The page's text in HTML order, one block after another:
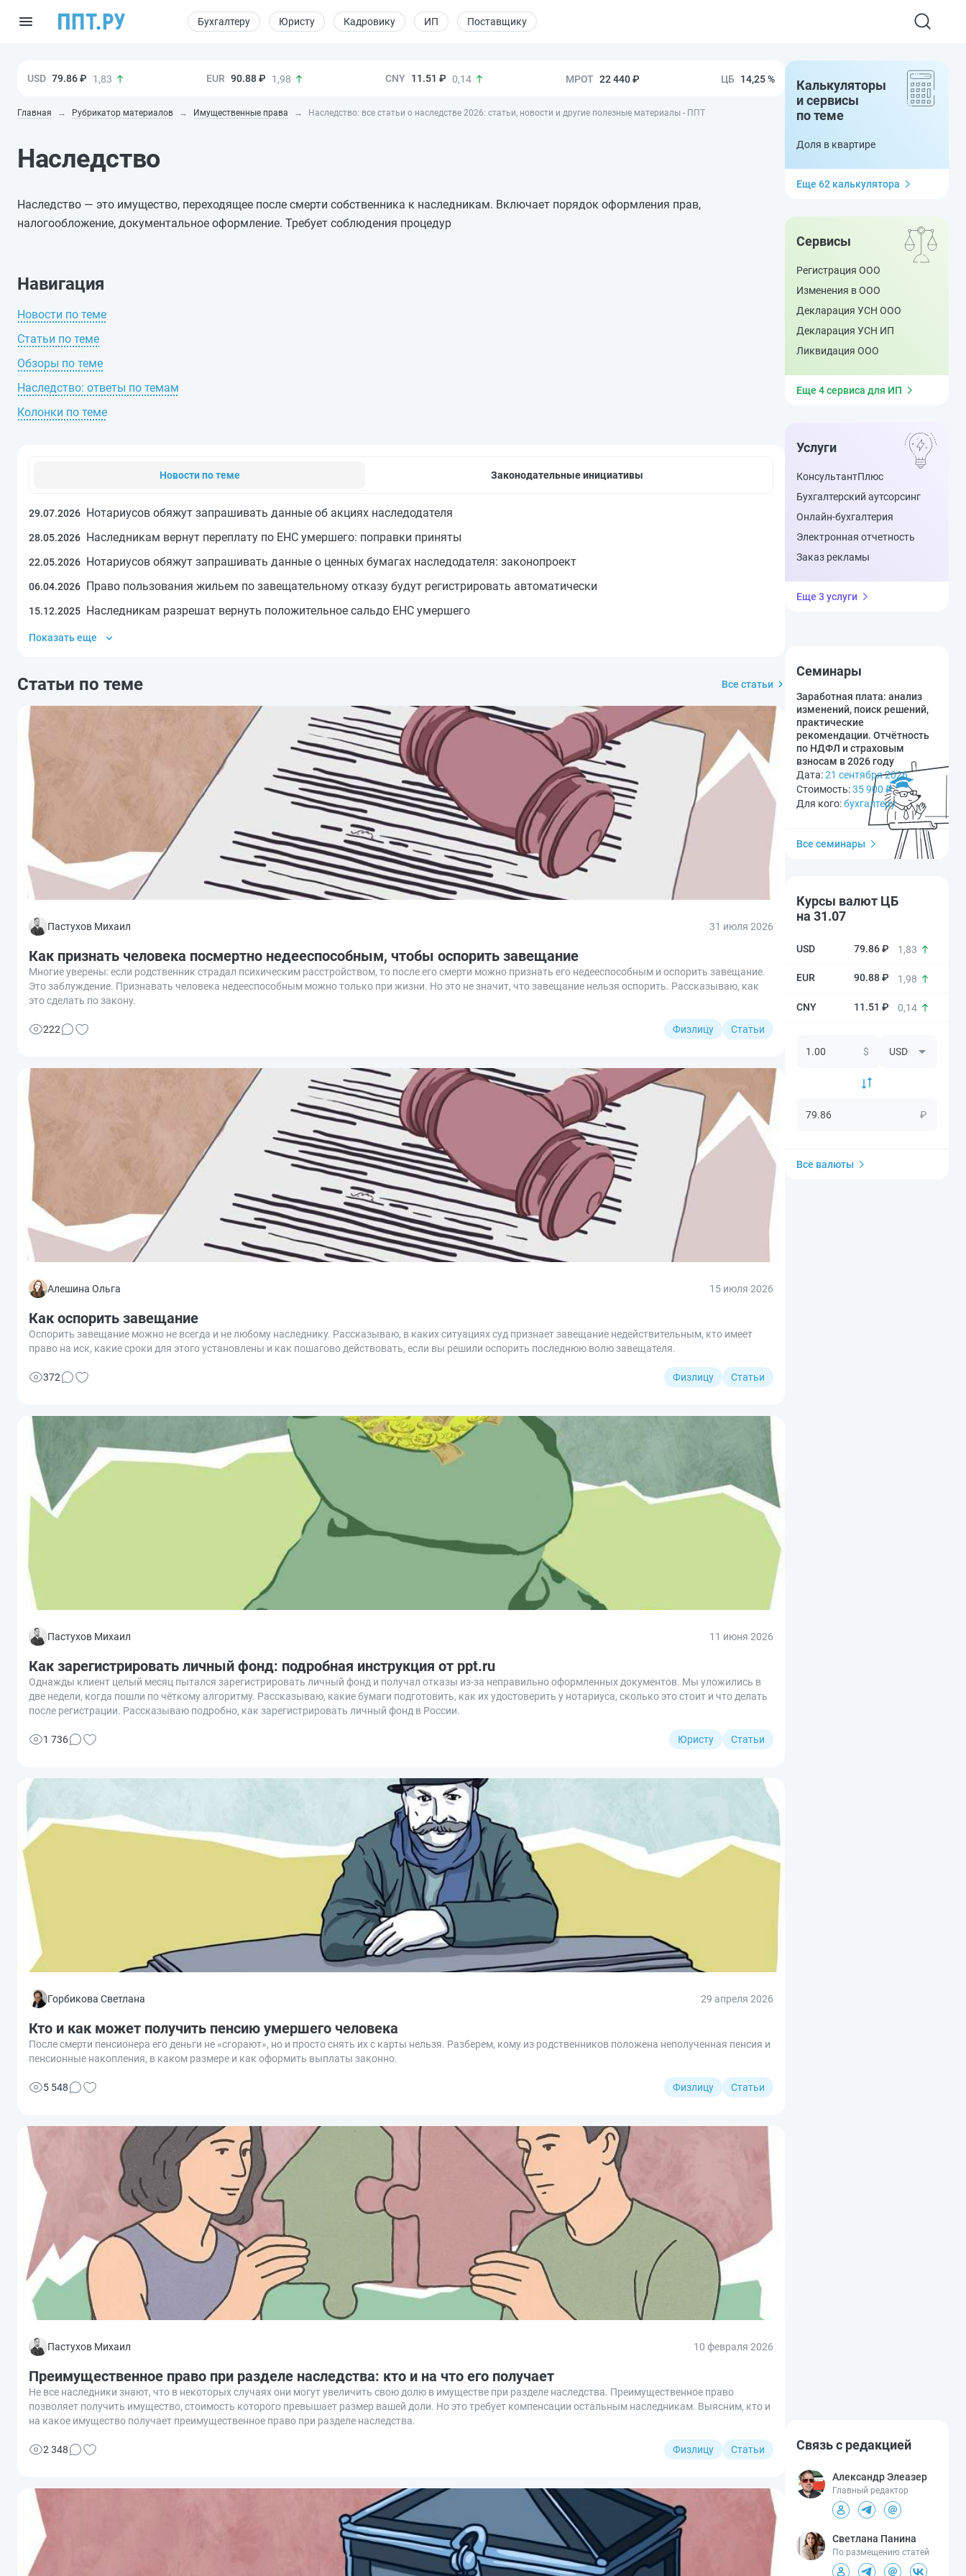
Бухгалтеру Юристу Кадровику ИП Поставщику
79.86 ₽ 1,83 90.88 ₽ 1,98 11.51 ₽ 0,14 22 440 ₽ 14,25 %
Главная Рубрикатор материалов Имущественные права Наследство: все статьи о наследстве 2026: статьи, новости и другие полезные материалы - ППТ
Наследство
Наследство — это имущество, переходящее после смерти собственника к наследникам. Включает порядок оформления прав,
налогообложение, документальное оформление. Требует соблюдения процедур
Новости по теме Законодательные инициативы
29.07.2026 Нотариусов обяжут запрашивать данные об акциях наследодателя
28.05.2026 Наследникам вернут переплату по ЕНС умершего: поправки приняты
22.05.2026 Нотариусов обяжут запрашивать данные о ценных бумагах наследодателя: законопроект
06.04.2026 Право пользования жильем по завещательному отказу будут регистрировать автоматически
15.12.2025 Наследникам разрешат вернуть положительное сальдо ЕНС умершего
Показать еще
Статьи по теме Все статьи
Пастухов Михаил 31 июля 2026
Как признать человека посмертно недееспособным, чтобы оспорить завещание
Многие уверены: если родственник страдал психическим расстройством, то после его смерти можно признать его недееспособным и оспорить завещание.
Это заблуждение. Признавать человека недееспособным можно только при жизни. Но это не значит, что завещание нельзя оспорить. Рассказываю, как
это сделать по закону.
Физлицу Статьи
222
Алешина Ольга 15 июля 2026
Как оспорить завещание
Оспорить завещание можно не всегда и не любому наследнику. Рассказываю, в каких ситуациях суд признает завещание недействительным, кто имеет
право на иск, какие сроки для этого установлены и как пошагово действовать, если вы решили оспорить последнюю волю завещателя.
Физлицу Статьи
372
Пастухов Михаил 11 июня 2026
Как зарегистрировать личный фонд: подробная инструкция от ppt.ru
Однажды клиент целый месяц пытался зарегистрировать личный фонд и получал отказы из-за неправильно оформленных документов. Мы уложились в
две недели, когда пошли по чёткому алгоритму. Рассказываю, какие бумаги подготовить, как их удостоверить у нотариуса, сколько это стоит и что делать
после регистрации. Рассказываю подробно, как зарегистрировать личный фонд в России.
Юристу Статьи
1 736
Горбикова Светлана 29 апреля 2026
Кто и как может получить пенсию умершего человека
После смерти пенсионера его деньги не «сгорают», но и просто снять их с карты нельзя. Разберем, кому из родственников положена неполученная пенсия и
пенсионные накопления, в каком размере и как оформить выплаты законно.
Физлицу Статьи
5 548
Пастухов Михаил 10 февраля 2026
Преимущественное право при разделе наследства: кто и на что его получает
Не все наследники знают, что в некоторых случаях они могут увеличить свою долю в имуществе при разделе наследства. Преимущественное право
позволяет получить имущество, стоимость которого превышает размер вашей доли. Но это требует компенсации остальным наследникам. Выясним, кто и
на какое имущество получает преимущественное право при разделе наследства.
Физлицу Статьи
2 348
Навигация
Новости по теме
Статьи по теме
Обзоры по теме
Наследство: ответы по темам
Колонки по теме
Калькуляторы
и сервисы
по теме
Доля в квартире
Еще 62 калькулятора
Сервисы
Регистрация ООО
Изменения в ООО
Декларация УСН ООО
Декларация УСН ИП
Ликвидация ООО
Еще 4 сервиса для ИП
Услуги
КонсультантПлюс
Бухгалтерский аутсорсинг
Онлайн-бухгалтерия
Электронная отчетность
Заказ рекламы
Еще 3 услуги
Семинары
Заработная плата: анализ
изменений, поиск решений,
практические
рекомендации. Отчётность
по НДФЛ и страховым
взносам в 2026 году
Дата:21 сентября 2026
Стоимость:35 900 ₽
Для кого:бухгалтеру
Все семинары
Курсы валют ЦБ
на 31.07
79.86 ₽ 1,83
90.88 ₽ 1,98
11.51 ₽ 0,14
$
₽
Все валюты
Связь с редакцией
Александр Элеазер
Главный редактор
Светлана Панина
По размещению статей